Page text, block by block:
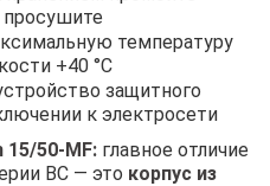
просушите
температуру
+40 °C
защитного
к электросети
15/50-MF: главное отличие
BC — это корпус из